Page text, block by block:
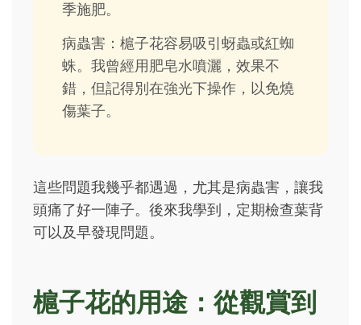
季施肥。
病蟲害：槴子花容易吸引蚜蟲或紅蜘
蛛。我曾經用肥皂水噴灑，效果不
錯，但記得別在強光下操作，以免燒
傷葉子。
這些問題我幾乎都遇過，尤其是病蟲害，讓我
頭痛了好一陣子。後來我學到，定期檢查葉背
可以及早發現問題。
槴子花的用途：從觀賞到